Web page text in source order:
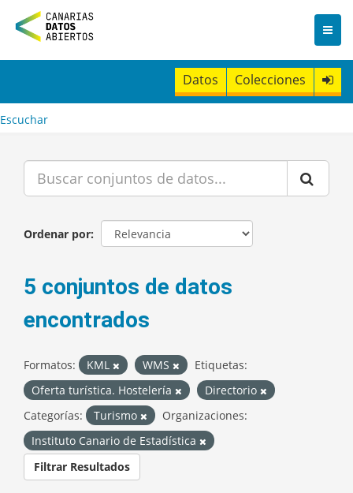
n
t
Datos Colecciones
Escuchar
Ordenar por
5 conjuntos de datos
encontrados
Formatos: KML WMS
Etiquetas:
Oferta turística. Hostelería
Directorio
Categorías:
Turismo
Organizaciones:
Instituto Canario de Estadística
Filtrar Resultados